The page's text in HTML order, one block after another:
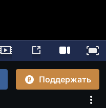
Поддержать